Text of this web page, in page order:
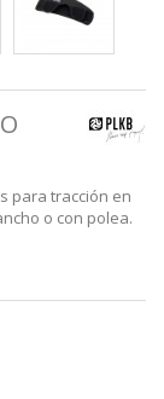
para tracción en
o con polea.